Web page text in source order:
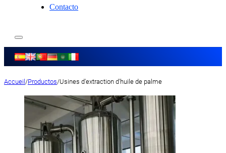
Contacto
Accueil /Productos/Usines d'extraction d'huile de palme